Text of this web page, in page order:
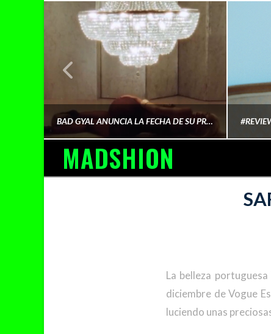
BAD GYAL ANUNCIA LA FECHA DE SU PRÓXIMO ÁLBUM «MÁS CARA»
MADSHION
La belleza
diciembre de Vogue
luciendo unas